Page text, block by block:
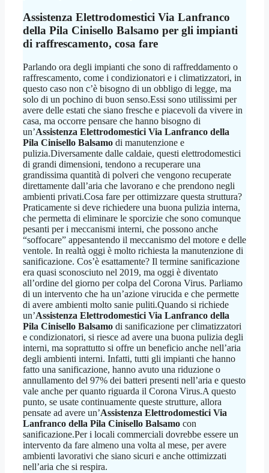
Assistenza Elettrodomestici Via Lanfranco
della Pila Cinisello Balsamo per gli impianti
di raffrescamento, cosa fare
Parlando ora degli impianti che sono di raffreddamento o
raffrescamento, come i condizionatori e i climatizzatori, in
questo caso non c’è bisogno di un obbligo di legge, ma
solo di un pochino di buon senso.Essi sono utilissimi per
avere delle estati che siano fresche e piacevoli da vivere in
casa, ma occorre pensare che hanno bisogno di
un’Assistenza Elettrodomestici Via Lanfranco della
Pila Cinisello Balsamo di manutenzione e
pulizia.Diversamente dalle caldaie, questi elettrodomestici
di grandi dimensioni, tendono a recuperare una
grandissima quantità di polveri che vengono recuperate
direttamente dall’aria che lavorano e che prendono negli
ambienti privati.Cosa fare per ottimizzare questa struttura?
Praticamente si deve richiedere una buona pulizia interna,
che permetta di eliminare le sporcizie che sono comunque
pesanti per i meccanismi interni, che possono anche
“soffocare” appesantendo il meccanismo del motore e delle
ventole. In realtà oggi è molto richiesta la manutenzione di
sanificazione. Cos’è esattamente? Il termine sanificazione
era quasi sconosciuto nel 2019, ma oggi è diventato
all’ordine del giorno per colpa del Corona Virus. Parliamo
di un intervento che ha un’azione virucida e che permette
di avere ambienti molto sanie puliti.Quando si richiede
un’Assistenza Elettrodomestici Via Lanfranco della
Pila Cinisello Balsamo di sanificazione per climatizzatori
e condizionatori, si riesce ad avere una buona pulizia degli
interni, ma soprattutto si offre un beneficio anche nell’aria
degli ambienti interni. Infatti, tutti gli impianti che hanno
fatto una sanificazione, hanno avuto una riduzione o
annullamento del 97% dei batteri presenti nell’aria e questo
vale anche per quanto riguarda il Corona Virus.A questo
punto, se usate continuamente queste strutture, allora
pensate ad avere un’Assistenza Elettrodomestici Via
Lanfranco della Pila Cinisello Balsamo con
sanificazione.Per i locali commerciali dovrebbe essere un
intervento da fare almeno una volta al mese, per avere
ambienti lavorativi che siano sicuri e anche ottimizzati
nell’aria che si respira.